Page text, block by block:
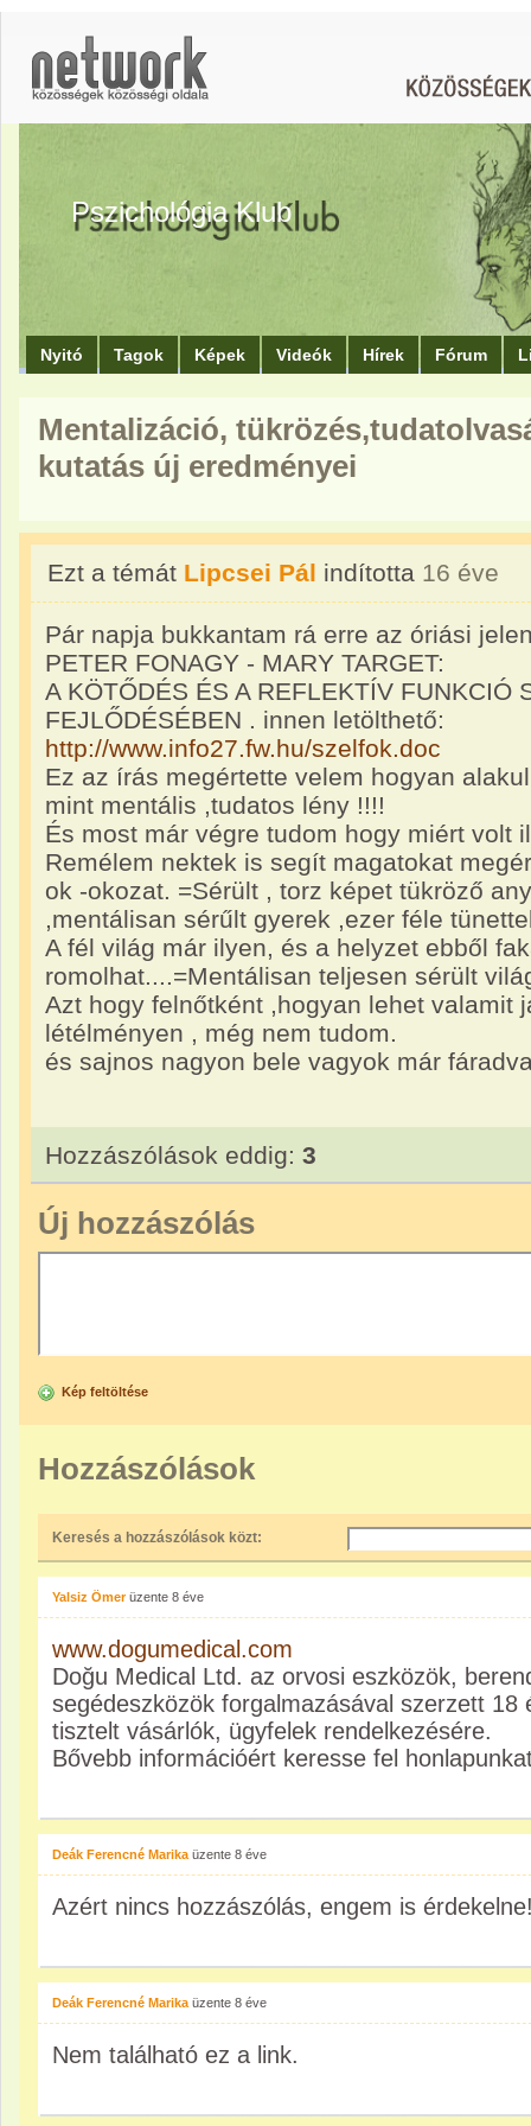
Pszichológia Klub
Nyitó Tagok Képek Videók Hírek Fórum
Mentalizáció,
kutatás új eredményei
Ezt a témát Lipcsei Pál indította 16 éve
Pár napja bukkantam rá erre az óriási
PETER FONAGY - MARY TARGET:
A KÖTŐDÉS ÉS A REFLEKTÍV FUNKCIÓ
FEJLŐDÉSÉBEN . innen letölthető:
http://www.info27.fw.hu/szelfok.doc
Ez az írás megértette velem hogyan
mint mentális ,tudatos lény !!!!
És most már végre tudom hogy miért volt
Remélem nektek is segít magatokat
ok -okozat. =Sérült , torz képet tükröző
,mentálisan sérűlt gyerek ,ezer féle
A fél világ már ilyen, és a helyzet ebből
romolhat....=Mentálisan teljesen sérült
Azt hogy felnőtként ,hogyan lehet valamit
létélményen , még nem tudom.
és sajnos nagyon bele vagyok már
Hozzászólások eddig: 3
Új hozzászólás
Kép feltöltése
Hozzászólások
Keresés a hozzászólások közt:
Yalsiz Ömerüzente 8 éve
www.dogumedical.com
Doğu Medical Ltd. az orvosi eszközök,
segédeszközök forgalmazásával szerzett 18
tisztelt vásárlók, ügyfelek rendelkezésére.
Bővebb információért keresse fel
Deák Ferencné Marika üzente 8 éve
Azért nincs hozzászólás, engem is
Deák Ferencné Marika üzente 8 éve
Nem található ez a link.